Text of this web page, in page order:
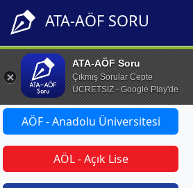
ATA-AÖF SORU
ATA-AÖF Soru
Çıkmış Sorular Cepte
ÜCRETSİZ - Google Play'de
AÖF - Anadolu Üniversitesi
AÖL - Açık Lise